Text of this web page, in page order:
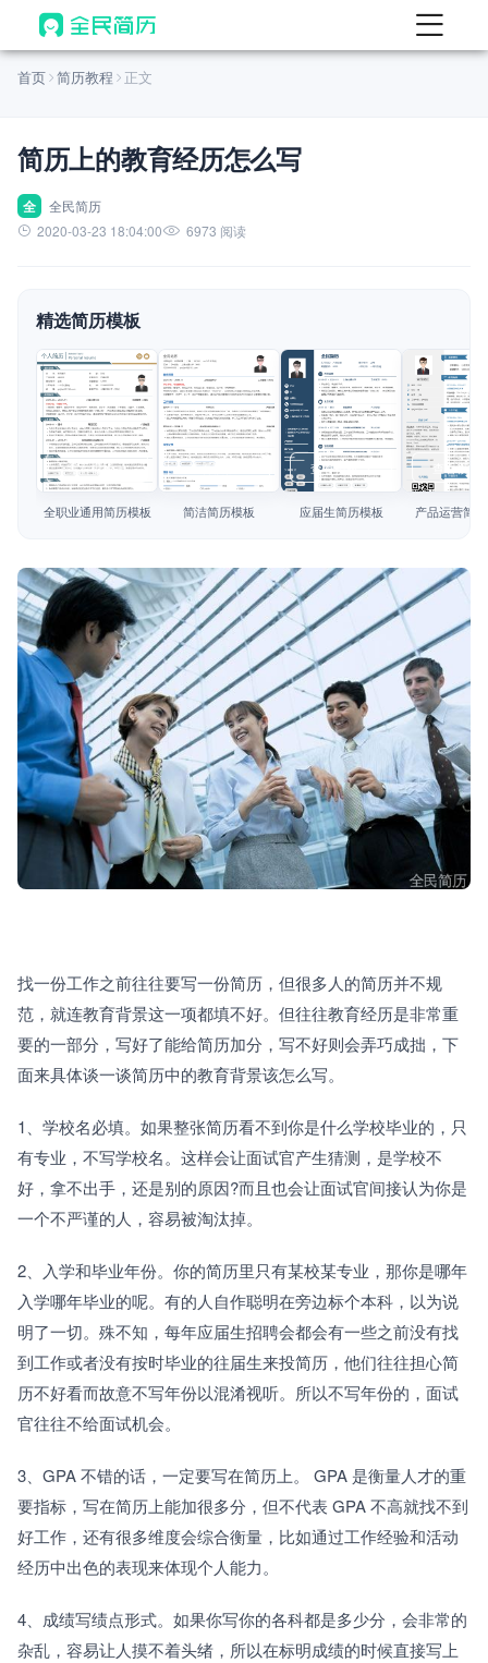
首页
AI 生成简历
AI 优化简历
AI 翻译简历
AI 模拟面试
面试自我介绍
AI 职场工具 New
简历模板
简历教程
首页 简历教程 正文
简历上的教育经历怎么写
全
全民简历
2020-03-23 18:04:00
6973 阅读
精选简历模板
查看模板
全职业通用简历模板
查看模板
简洁简历模板
查看模板
应届生简历模板
查看模板
产品运营简
找一份工作之前往往要写一份简历，但很多人的简历并不规
范，就连教育背景这一项都填不好。但往往教育经历是非常重
要的一部分，写好了能给简历加分，写不好则会弄巧成拙，下
面来具体谈一谈简历中的教育背景该怎么写。
1、学校名必填。如果整张简历看不到你是什么学校毕业的，只
有专业，不写学校名。这样会让面试官产生猜测，是学校不
好，拿不出手，还是别的原因?而且也会让面试官间接认为你是
一个不严谨的人，容易被淘汰掉。
2、入学和毕业年份。你的简历里只有某校某专业，那你是哪年
入学哪年毕业的呢。有的人自作聪明在旁边标个本科，以为说
明了一切。殊不知，每年应届生招聘会都会有一些之前没有找
到工作或者没有按时毕业的往届生来投简历，他们往往担心简
历不好看而故意不写年份以混淆视听。所以不写年份的，面试
官往往不给面试机会。
3、GPA 不错的话，一定要写在简历上。 GPA 是衡量人才的重
要指标，写在简历上能加很多分，但不代表 GPA 不高就找不到
好工作，还有很多维度会综合衡量，比如通过工作经验和活动
经历中出色的表现来体现个人能力。
4、成绩写绩点形式。如果你写你的各科都是多少分，会非常的
杂乱，容易让人摸不着头绪，所以在标明成绩的时候直接写上